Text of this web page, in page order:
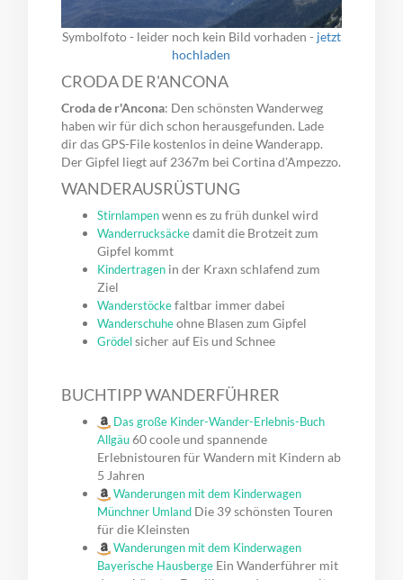
Symbolfoto - leider noch kein Bild vorhaden - jetzt
hochladen
CRODA DE R'ANCONA
Croda de r'Ancona: Den schönsten Wanderweg
haben wir für dich schon herausgefunden. Lade
dir das GPS-File kostenlos in deine Wanderapp.
Der Gipfel liegt auf 2367m bei Cortina d'Ampezzo.
WANDERAUSRÜSTUNG
Stirnlampenwenn es zu früh dunkel wird
Wanderrucksäckedamit die Brotzeit zum
Gipfel kommt
Kindertragen in der Kraxn schlafend zum
Ziel
Wanderstöckefaltbar immer dabei
Wanderschuheohne Blasen zum Gipfel
Grödelsicher auf Eis und Schnee
BUCHTIPP WANDERFÜHRER
Das große Kinder-Wander-Erlebnis-Buch
Allgäu60 coole und spannende
Erlebnistouren für Wandern mit Kindern ab
5 Jahren
Wanderungen mit dem Kinderwagen
Münchner Umland Die 39 schönsten Touren
für die Kleinsten
Wanderungen mit dem Kinderwagen
Bayerische Hausberge Ein Wanderführer mit